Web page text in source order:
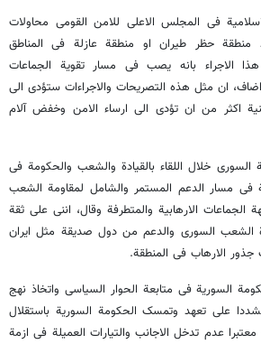
فی المجلس الاعلی للامن القومی محاولات
منطقة حظر طیران او منطقة عازلة فی المناطق
هذا الاجراء بانه یصب فی مسار تقویة الجماعات
ان مثل هذه التصریحات والاجراءات ستؤدی الی
اکثر من ان تؤدی الی ارساء الامن وخفض آلام
السوری خلال اللقاء بالقیادة والشعب والحکومة فی
فی مسار الدعم المستمر والشامل لمقاومة الشعب
الجماعات الارهابیة والمتطرفة وقال، اننی علی ثقة
الشعب السوری والدعم من دول صدیقة مثل ایران
جذور الارهاب فی المنطقة.
السوریة فی متابعة الحوار السیاسی واتخاذ نهج
علی تعهد وتمسک الحکومة السوریة باستقلال
عدم تدخل الاجانب والتیارات العمیلة فی ازمة